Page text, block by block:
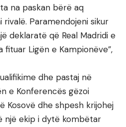
na paskan bërë aq
Paramendojeni sikur
deklaratë që Real Madridi e
Ligën e Kampionëve”,
dhe pastaj në
e Konferencës gëzoi
Kosovë dhe shpesh krijohej
një ekip i dytë kombëtar